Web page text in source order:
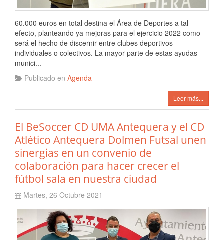
60.000 euros en total destina el Área de Deportes a tal
efecto, planteando ya mejoras para el ejercicio 2022 como
será el hecho de discernir entre clubes deportivos
individuales o colectivos. La mayor parte de estas ayudas
munici...
Publicado en Agenda
Leer más...
El BeSoccer CD UMA Antequera y el CD
Atlético Antequera Dolmen Futsal unen
sinergias en un convenio de
colaboración para hacer crecer el
fútbol sala en nuestra ciudad
Martes, 26 Octubre 2021